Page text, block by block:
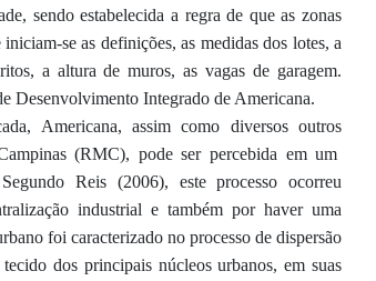
sendo estabelecida a regra de que as zonas
iniciam-se as definições, as medidas dos lotes, a
a altura de muros, as vagas de garagem.
Desenvolvimento Integrado de Americana.
, Americana, assim como diversos outros
(RMC), pode ser percebida em um
Reis(2006), este processo ocorreu
industrial e também por haver uma
foi caracterizado no processo de dispersão
dos principais núcleos urbanos, em suas